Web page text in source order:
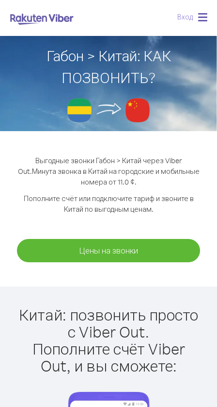
Вход
Габон > Китай: КАК
ПОЗВОНИТЬ?
Выгодные звонки Габон > Китай через Viber
Out.Минута звонка в Китай на городские и мобильные
номера от 11.0 ¢.
Пополните счёт или подключите тариф и звоните в
Китай по выгодным ценам.
Цены на звонки
Китай: позвонить просто
с Viber Out.
Пополните счёт Viber
Out, и вы сможете: